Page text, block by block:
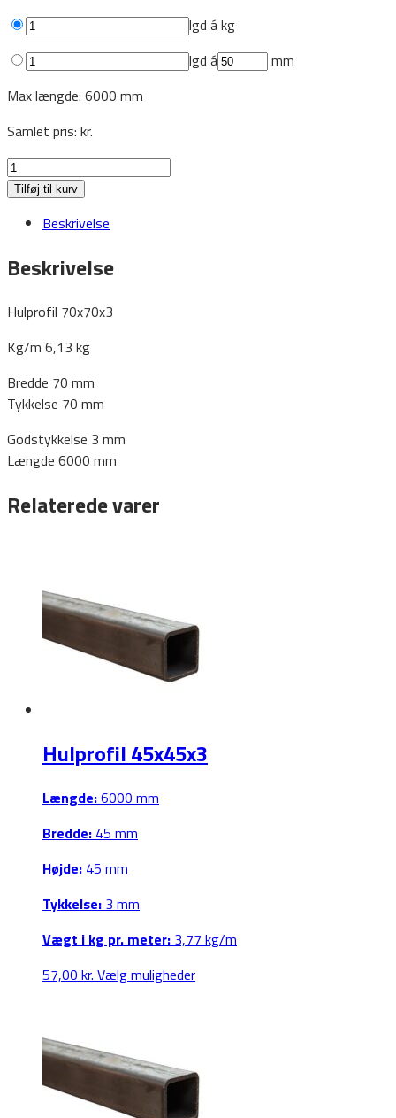
lgd ákg
lgd á
mm
Max længde: 6000 mm
Samlet pris: kr.
Hulprofil
70x70x3
Tilføj til kurv
Beskrivelse
Beskrivelse
Hulprofil 70x70x3
Kg/m 6,13 kg
Bredde 70 mm
Tykkelse 70 mm
Godstykkelse 3 mm
Længde 6000 mm
Relaterede varer
Hulprofil 45x45x3
Længde:6000 mm
Bredde: 45 mm
Højde: 45 mm
Tykkelse: 3 mm
Vægt i kg pr. meter: 3,77 kg/m
57,00 kr. Vælg mulighederDette
Mulighederne
kan